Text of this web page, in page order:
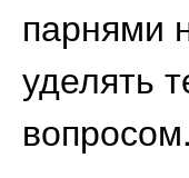
парнями
уделять